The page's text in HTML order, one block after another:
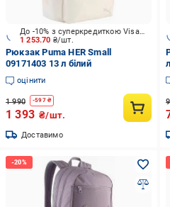
1 253.70 ₴/шт.
До -10% з суперкредиткою Visa Вигода
Рюкзак Puma HER Small
09171403 13 л білий
оцінити
1 990 -597₴
1 393 ₴/шт.
Доставимо